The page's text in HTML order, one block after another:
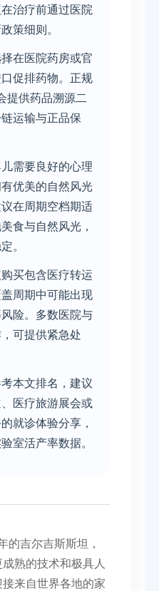
治疗前通过医院
策细则。
在医院药房或官
促排药物。正规
提供药品溯源二
运输与正品保
需要良好的心理
优美的自然风光
在周期空档期适
食与自然风光，
。
买包含医疗转运
周期中可能出现
险。多数医院与
可提供紧急处
本文排名，建议
医疗旅游展会或
就诊体验分享，
室活产率数据。
的吉尔吉斯斯坦，
熟的技术和极具人
来自世界各地的家